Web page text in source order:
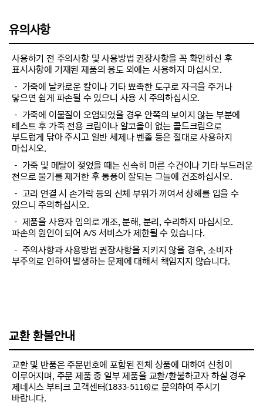
유의사항
사용하기 전 주의사항 및 사용방법 권장사항을 꼭 확인하신 후
표시사항에 기재된 제품의 용도 외에는 사용하지 마십시오.
－ 가죽에 날카로운 칼이나 기타 뾰족한 도구로 자극을 주거나
닿으면 쉽게 파손될 수 있으니 사용 시 주의하십시오.
－ 가죽에 이물질이 오염되었을 경우 안쪽의 보이지 않는 부분에
테스트 후 가죽 전용 크림이나 알코올이 없는 콜드크림으로
부드럽게 닦아 주시고 일반 세제나 벤졸 등은 절대로 사용하지
마십시오.
－ 가죽 및 메탈이 젖었을 때는 신속히 마른 수건이나 기타 부드러운
천으로 물기를 제거한 후 통풍이 잘되는 그늘에 건조하십시오.
－ 고리 연결 시 손가락 등의 신체 부위가 끼여서 상해를 입을 수
있으니 주의하십시오.
－ 제품을 사용자 임의로 개조, 분해, 분리, 수리하지 마십시오.
파손의 원인이 되어 A/S 서비스가 제한될 수 있습니다.
－ 주의사항과 사용방법 권장사항을 지키지 않을 경우, 소비자
부주의로 인하여 발생하는 문제에 대해서 책임지지 않습니다.
교환 환불안내
교환 및 반품은 주문번호에 포함된 전체 상품에 대하여 신청이
이루어지며, 주문 제품 중 일부 제품을 교환/환불하고자 하실 경우
제네시스 부티크 고객센터(1833-5116)로 문의하여 주시기
바랍니다.